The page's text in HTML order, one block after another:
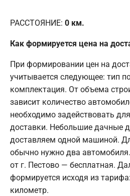
РАССТОЯНИЕ: 0 км.
Как формируется цена на
При формировании цен на
учитывается следующее: тип
комплектация. От объема
зависит количество
необходимо задействовать
доставки. Небольшие дачные
доставляем одной машиной.
обычно нужно два
от г. Пестово — бесплатная.
формируется исходя из
километр.